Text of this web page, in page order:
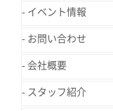
イベント情報
お問い合わせ
会社概要
スタッフ紹介